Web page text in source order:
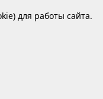
для работы сайта.